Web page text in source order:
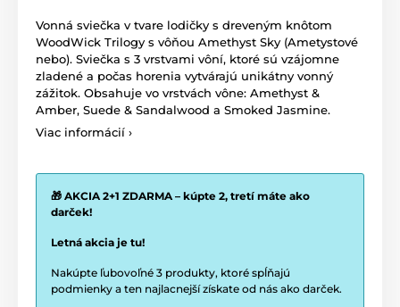
Vonná sviečka v tvare lodičky s dreveným knôtom
WoodWick Trilogy s vôňou Amethyst Sky (Ametystové
nebo). Sviečka s 3 vrstvami vôní, ktoré sú vzájomne
zladené a počas horenia vytvárajú unikátny vonný
zážitok. Obsahuje vo vrstvách vône: Amethyst &
Amber, Suede & Sandalwood a Smoked Jasmine.
Viac informácií ›
🎁 AKCIA 2+1 ZDARMA – kúpte 2, tretí máte ako
darček!
Letná akcia je tu!
Nakúpte ľubovoľné 3 produkty, ktoré spĺňajú
podmienky a ten najlacnejší získate od nás ako darček.